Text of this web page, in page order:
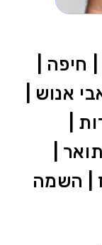
חיפה |
אנוש |
|
|
| השמה